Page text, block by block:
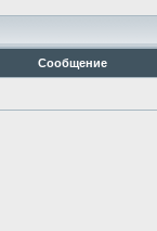
Сообщение